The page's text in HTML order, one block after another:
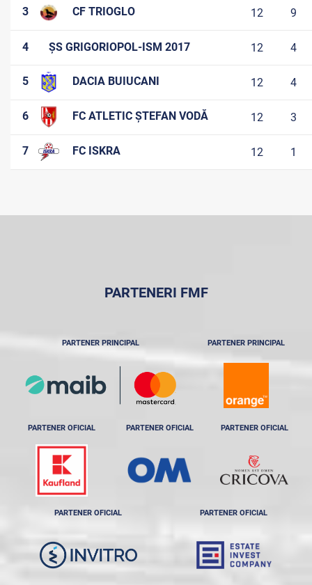
3 CF TRIOGLO 12 9
4 ȘS GRIGORIOPOL-ISM 2017 12 4
5 DACIA BUIUCANI 12 4
6 FC ATLETIC ȘTEFAN VODĂ 12 3
7 FC ISKRA 12 1
PARTENERI FMF
PARTENER PRINCIPAL PARTENER PRINCIPAL
PARTENER OFICIAL PARTENER OFICIAL PARTENER OFICIAL
PARTENER OFICIAL PARTENER OFICIAL